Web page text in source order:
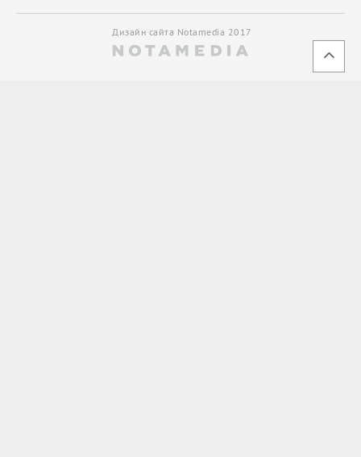
Дизайн сайта Notamedia 2017